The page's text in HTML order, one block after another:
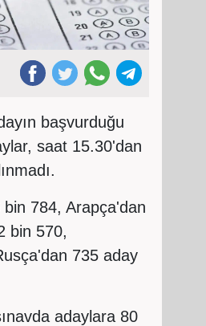
başvurduğu
saat 15.30'dan
784, Arapça'dan
bin 570,
735 aday
adaylara 80